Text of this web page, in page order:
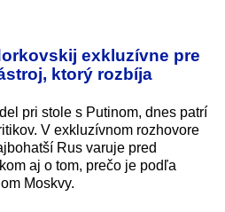
exkluzívne pre
ktorý rozbíja
pri stole s Putinom, dnes patrí
V exkluzívnom rozhovore
Rus varuje pred
aj o tom, prečo je podľa
Moskvy.